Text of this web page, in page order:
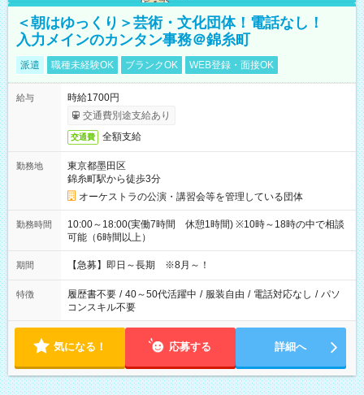
＜朝はゆっくり＞芸術・文化団体！電話なし！
入力メインのカンタン事務＠錦糸町
派遣 職種未経験OK ブランクOK WEB登録・面接OK
給与
時給1700円
交通費別途支給あり
交通費 全額支給
勤務地
東京都墨田区
錦糸町駅から徒歩3分
オーケストラの公演・講習会等を管理している団体
勤務時間
10:00～18:00(実働7時間 休憩1時間) ※10時～18時の中で相談
可能（6時間以上）
期間 【急募】即日～長期 ※8月～！
特徴 履歴書不要 / 40～50代活躍中 / 服装自由 / 電話対応なし / パソ
コンスキル不要
気になる！ 応募する 詳細へ